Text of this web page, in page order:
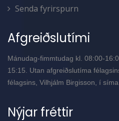
Senda fyrirspurn
Afgreiðslutími
Mánudag-fimmtudag kl. 08:00-
15:15. Utan afgreiðslutíma
félagsins, Vilhjálm Birgisson, í
Nýjar fréttir